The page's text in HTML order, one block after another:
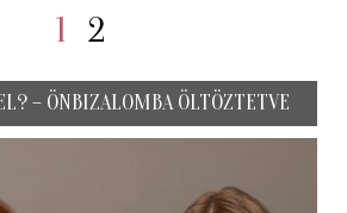
1 2
– ÖNBIZALOMBA ÖLTÖZTETVE